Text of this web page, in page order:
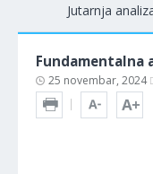
Jutarnja
Fundamentalna
25 novembar, 2024